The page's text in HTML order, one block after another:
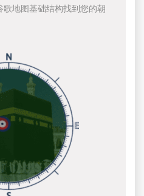
地图基础结构找到您的朝